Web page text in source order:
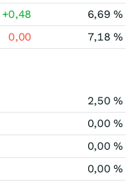
+0,48
6,69 %
0,00 7,18 %
2,50 %
0,00 %
0,00 %
0,00 %